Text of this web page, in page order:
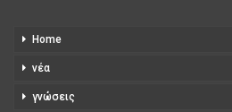
Home
νέα
γνώσεις